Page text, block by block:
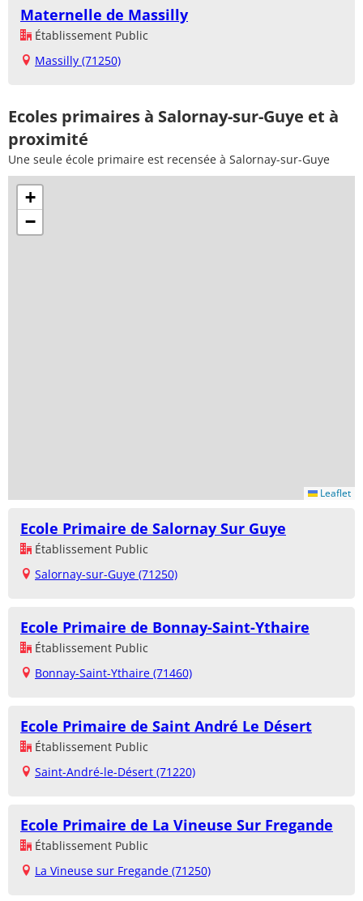
Maternelle de Massilly
Établissement Public
Massilly (71250)
Ecoles primaires à Salornay-sur-Guye et à
proximité
Une seule école primaire est recensée à Salornay-sur-Guye
+
−
Leaflet
Ecole Primaire de Salornay Sur Guye
Établissement Public
Salornay-sur-Guye (71250)
Ecole Primaire de Bonnay-Saint-Ythaire
Établissement Public
Bonnay-Saint-Ythaire (71460)
Ecole Primaire de Saint André Le Désert
Établissement Public
Saint-André-le-Désert (71220)
Ecole Primaire de La Vineuse Sur Fregande
Établissement Public
La Vineuse sur Fregande (71250)